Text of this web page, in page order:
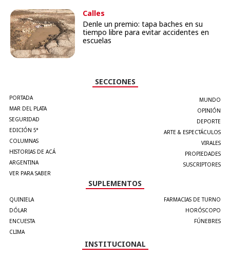
Calles
Denle un premio: tapa baches en su
tiempo libre para evitar accidentes en
escuelas
SECCIONES
PORTADA
MAR DEL PLATA
SEGURIDAD
EDICIÓN 5°
COLUMNAS
HISTORIAS DE ACÁ
ARGENTINA
VER PARA SABER
MUNDO
OPINIÓN
DEPORTE
ARTE & ESPECTÁCULOS
VIRALES
PROPIEDADES
SUSCRIPTORES
SUPLEMENTOS
QUINIELA
DÓLAR
ENCUESTA
CLIMA
FARMACIAS DE TURNO
HORÓSCOPO
FÚNEBRES
INSTITUCIONAL